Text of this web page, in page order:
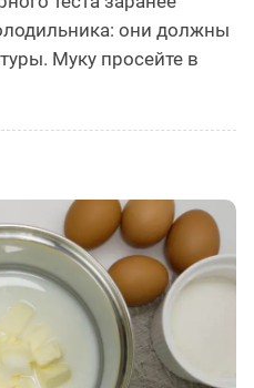
они должны
Муку просейте в